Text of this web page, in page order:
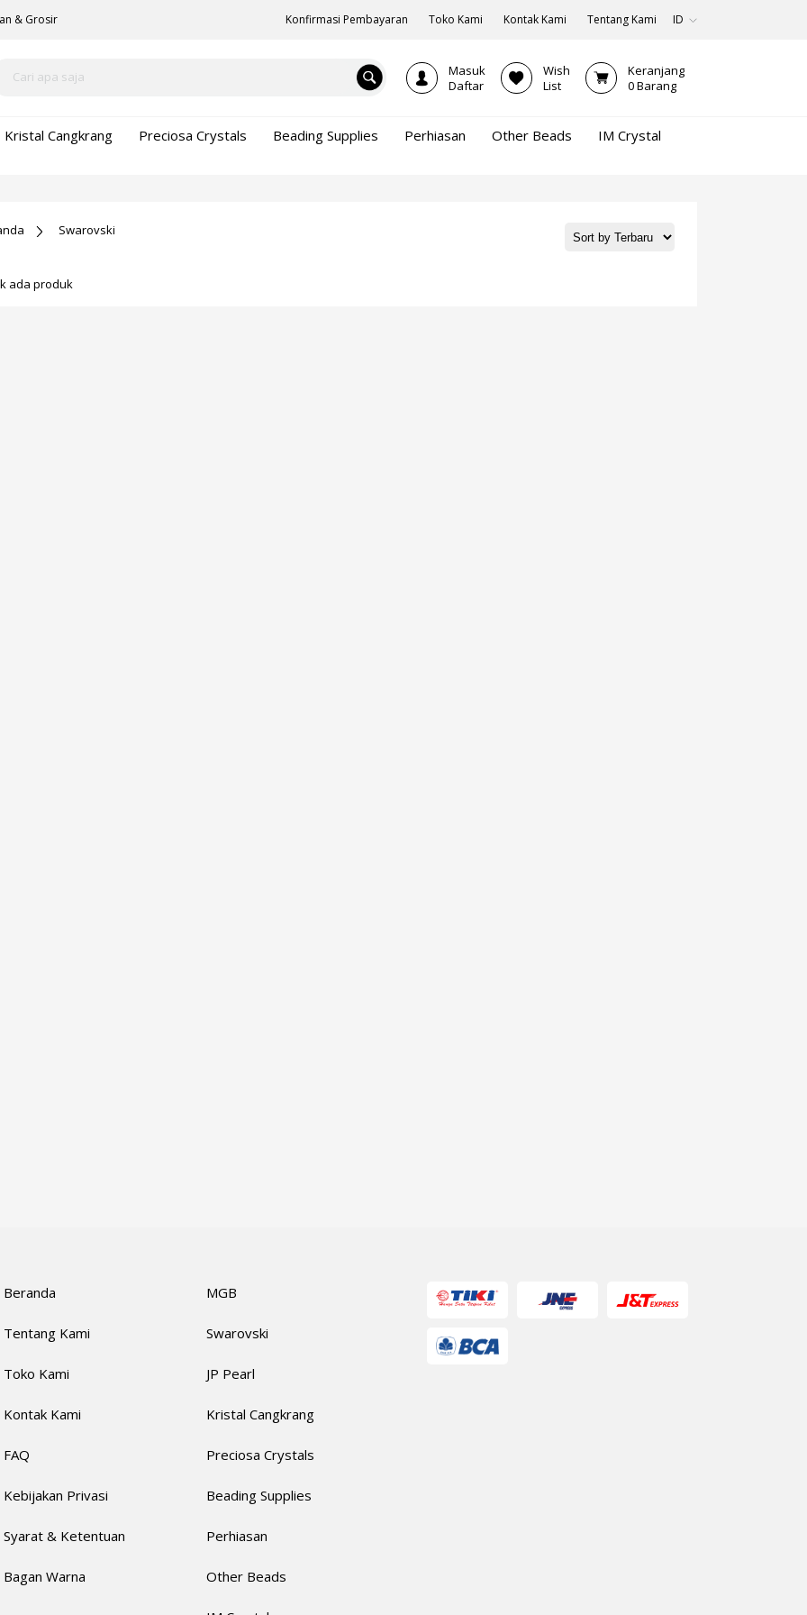
& Grosir Konfirmasi Pembayaran Toko Kami Kontak Kami Tentang Kami ID
Masuk
Daftar
Wish
List
Keranjang
0Barang
Kristal Cangkrang Preciosa Crystals Beading Supplies Perhiasan Other Beads
IM Crystal
Swarovski
ada produk
Beranda
Tentang Kami
Toko Kami
Kontak Kami
FAQ
Kebijakan Privasi
Syarat & Ketentuan
Bagan Warna
MGB
Swarovski
JP Pearl
Kristal Cangkrang
Preciosa Crystals
Beading Supplies
Perhiasan
Other Beads